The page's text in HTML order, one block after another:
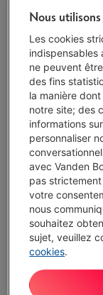
€
LG
Livré
Nous
Les cookies
indispensables
ne peuvent
des fins
la manière
notre site; des
informations
personnaliser
avec Vanden
pas
votre
nous
souhaitez
sujet, veuillez
cookies.